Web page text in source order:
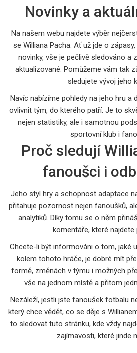
Novinky a
Na našem webu najdete výběr
se Williana Pacha. Ať už jde o
novinky, vše je pečlivě sledováno a
aktualizované. Pomůžeme vám tak
sledujete vývoj jeho
Navíc nabízíme pohledy na jeho hru a
ovlivnit tým, do kterého patří. Je to
nejen statistiky, ale i samotnou
sportovní klub i
Proč sledují
fanoušci i
Jeho styl hry a schopnost adaptace
přitahuje pozornost nejen fanoušků,
analytiků. Díky tomu se o něm
komentáře, které najdete
Chcete-li být informováni o tom, jaké
kolem tohoto hráče, je dobré mít
formě, změnách v týmu i možných
vše na jednom místě a přitom
Nezáleží, jestli jste fanoušek fotbalu
který chce vědět, co se děje s
to sledovat tuto stránku, kde vždy
zajímavosti, které jinde